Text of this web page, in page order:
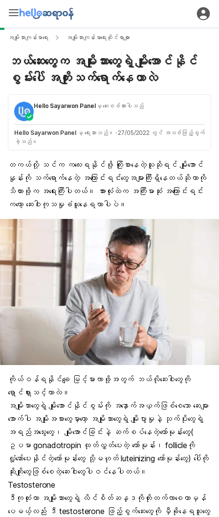
အမျိုးသားကျန်းမာရေး အမျိုးသားကျန်းမာရေးဆိုင်ရာများ
ဘယ်ဆေးတွေက အမျိုးသားတွေရဲ့ မျိုးအောင်နိုင်
စွမ်းပေါ် အကျိုးသက်ရောက်နေတာလဲ
Hello Sayarwon Panelမှ ဆေးစစ်ထားပါသည်
Hello Sayarwon Panelမှ ရေးသားသည်။ ·27/05/2022 တွင် အသစ်ဖြည့်စွက်
ခဲ့သည်။
တကယ်လို့ သင်က ကလေးရနိုင်ဖို့ ကြိုးစားနေတဲ့သူဆိုရင် မျိုးအောင်
နှုန်းကို သက်ရောက်နေတဲ့ အကြောင်းရင်းတွေအများကြီးရှိနေတယ်ဆိုတာကို
သိထားဖို့က အရေးကြီးပါတယ်။ အားလုံးထဲက အကြီးမားဆုံး အကြောင်းရင်း
ကတော့ ဆေးဝါးကုသမှုခံယူနေရတာပါပဲ။
ကိုယ်ဝန်ရနိုင်ချေ မြင့်မားလာဖို့အတွက် ဘယ်လိုဆေးဝါးတွေကို
ရှောင်ရှားသင့်တာလဲ။
အမျိုးသားတွေရဲ့ မျိုးအောင်နိုင်စွမ်းကို အနှောက်အယှက်ဖြစ်စေသော ဆေးများ
အောက်ပါ အမျိုးအစားတွေမှာတော့ အမျိုးသားတွေရဲ့ မျိုးပွားမှုနဲ့ သုက်ပိုးတွေရဲ့
အရည်အသွေးတွေ၊ မျိုးအောင်ခြင်းနဲ့ ဆက်စပ်နေတဲ့ဟော်မုန်းတွေ(
ဥပမာ gonadotropin ထုတ်လွှတ်ပေးတဲ့ ဟော်မုန်း၊ follicleကို
လှုံ့ဆော်ပေးနိုင်တဲ့ဟော်မုန်းတွေ သို့မဟုတ် luteinizing ဟော်မုန်းတွေ) ပေါ်ကို
ဆိုးကျိုးတွေဖြစ်စေတဲ့ဆေးဝါးတွေပါဝင်နေပါတယ်။
Testosterone
ဒီကုထုံးဟာ အမျိုးသားတွေရဲ့ လိင်စိတ်ဆန္ဒကိုတိုးတက်လာစေတာမှန်
ပေမယ့်လည်း ဒီ testosterone ဖြည့်စွက်ဆေးတွေကို မှီခိုနေရသူတွေ